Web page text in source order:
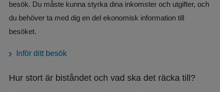
besök. Du måste kunna styrka dina inkomster och utgifter, och
du behöver ta med dig en del ekonomisk information till
besöket.
Inför ditt besök
Hur stort är biståndet och vad ska det räcka till?